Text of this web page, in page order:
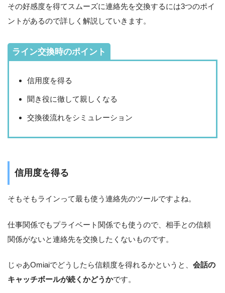
その好感度を得てスムーズに連絡先を交換するには3つのポイ
ントがあるので詳しく解説していきます。
ライン交換時のポイント
信用度を得る
聞き役に徹して親しくなる
交換後流れをシミュレーション
信用度を得る
そもそもラインって最も使う連絡先のツールですよね。
仕事関係でもプライベート関係でも使うので、相手との信頼
関係がないと連絡先を交換したくないものです。
じゃあOmiaiでどうしたら信頼度を得れるかというと、 会話の
キャッチボールが続くかどうかです。